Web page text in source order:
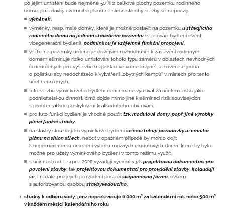
po jejím umístění bude nejméně 50 % z celkové plochy pozemku rodinného
domu; požadavky územního plánu na sklon střechy stavby se nepoužijí
výměnek
výměnky, resp. malé domky, které je možné postavit na pozemku u stávajícího
rodinného domu na jednom stavebním pozemku (startovací bydlení event.
vícegenerační bydlení), podmínkou je vzájemné funkční propojení
vazba na pozemky určené již dřívějším rozhodnutím k zastavění rodinným
domem eliminuje riziko umisťování tohoto typu záměrů v oblastech nevhodných
či neurčených pro výstavbu (například ve volné krajině); zároveň se jedná
o pojistku, aby nedocházelo k vytváření „obytných kempů“ v místech pro tento
účel neurčených,
tuto stavbu výminkového bydlení není možné využívat za účelem zisku jako
podnikatelskou činnost, čímž dojde mimo jiné k eliminaci rizik souvisejících
s problematikou poskytování krátkodobého ubytování,
pro tuto funkci bydlení je vhodné použít tzv. modulové domy, popř. jiné výrobky
plnící funkci stavby,
na stavby sloužící jako výminkové bydlení se nevztahují požadavky územního
plánu na sklon střech , neboť v opačném případě by mohlo dojít
k nepřiměřenému omezení výběru možných modulových domů, které by bylo
možné pro účely výminkového bydlení v tomto režimu využít
s účinností od 1. srpna 2025 vyžadují výměnky jak projektovou dokumentaci pro
povolení stavby, tak projektovou dokumentaci pro provádění stavby, kolaudují
se , i nadále pro jejich provedení postačí svépomocná forma , ovšem
s autorizovanou osobou stavbyvedoucího
studny k odběru vody, jenž nepřekračuje 6 000 m³ za kalendářní rok nebo 500 m³
v každém měsíci kalendářního roku